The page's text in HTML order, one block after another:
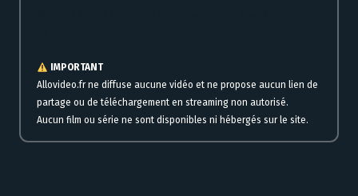
IMPORTANT
Allovideo.fr ne diffuse aucune vidéo et ne propose aucun lien de
partage ou de téléchargement en streaming non autorisé.
Aucun film ou série ne sont disponibles ni hébergés sur le site.